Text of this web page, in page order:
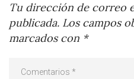
Tu dirección de correo
publicada. Los campos
marcados con *